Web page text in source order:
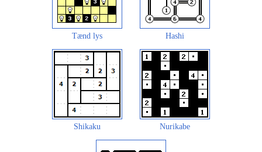
Tænd lys Hashi
Shikaku Nurikabe